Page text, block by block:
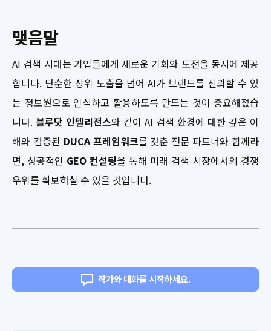
맺음말
AI 검색 시대는 기업들에게 새로운 기회와 도전을 동시에 제공
합니다. 단순한 상위 노출을 넘어 AI가 브랜드를 신뢰할 수 있
는 정보원으로 인식하고 활용하도록 만드는 것이 중요해졌습
니다. 블루닷 인텔리전스와 같이 AI 검색 환경에 대한 깊은 이
해와 검증된 DUCA 프레임워크를 갖춘 전문 파트너와 함께라
면, 성공적인 GEO 컨설팅을 통해 미래 검색 시장에서의 경쟁
우위를 확보하실 수 있을 것입니다.
작가와 대화를 시작하세요.